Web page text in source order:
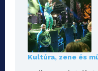
Kultúra, zene és